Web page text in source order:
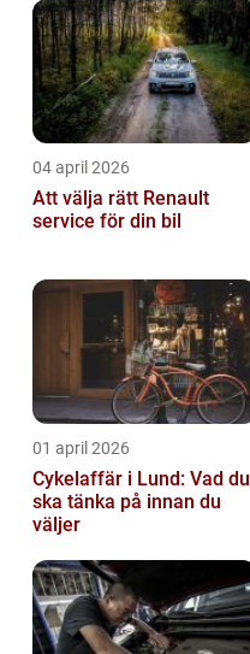
04 april 2026
Att välja rätt Renault
service för din bil
01 april 2026
Cykelaffär i Lund: Vad du
ska tänka på innan du
väljer